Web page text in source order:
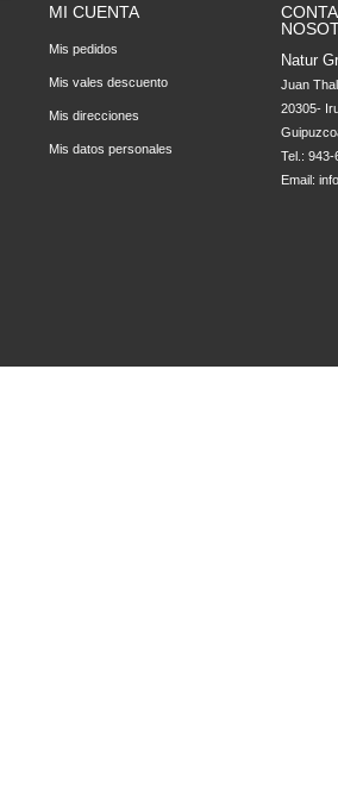
MI CUENTA
Mis pedidos
Mis vales descuento
Mis direcciones
Mis datos personales
Natur
Juan
20305-
Tel.: 943-
Email: